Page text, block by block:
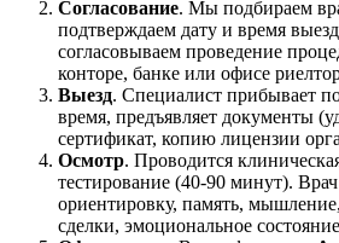
Согласование. Мы подбираем
подтверждаем дату и время
согласовываем проведение
конторе, банке или офисе
Выезд. Специалист прибывает
время, предъявляет документы
сертификат, копию лицензии
Осмотр. Проводится
тестирование (40-90 минут).
ориентировку, память,
сделки, эмоциональное